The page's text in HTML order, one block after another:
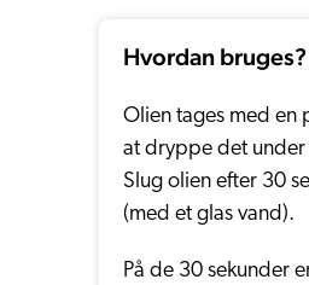
Hvordan bruges?
Olien tages med en
at dryppe det under
Slug olien efter 30
(med et glas vand).
På de 30 sekunder